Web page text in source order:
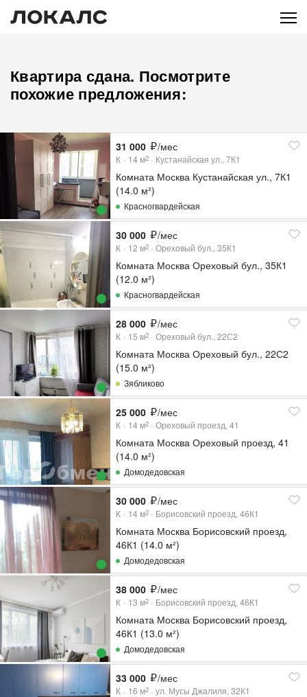
Квартира сдана. Посмотрите
похожие предложения:
31 000 /мес
К 14 м2 Кустанайская ул., 7К1
Комната Москва Кустанайская ул., 7К1
(14.0 м²)
Красногвардейская
30 000 /мес
К 12 м2 Ореховый бул., 35К1
Комната Москва Ореховый бул., 35К1
(12.0 м²)
Красногвардейская
28 000 /мес
К 15 м2 Ореховый бул., 22С2
Комната Москва Ореховый бул., 22С2
(15.0 м²)
Зябликово
25 000 /мес
К 14 м2 Ореховый проезд, 41
Комната Москва Ореховый проезд, 41
(14.0 м²)
Домодедовская
30 000 /мес
К 14 м2 Борисовский проезд, 46К1
Комната Москва Борисовский проезд,
46К1 (14.0 м²)
Домодедовская
38 000 /мес
К 13 м2 Борисовский проезд, 46К1
Комната Москва Борисовский проезд,
46К1 (13.0 м²)
Домодедовская
33 000 /мес
К 16 м2 ул. Мусы Джалиля, 32К1